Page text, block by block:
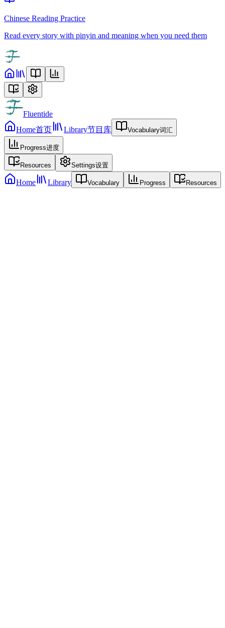
Chinese Reading Practice
Read every story with pinyin and meaning when you need them
Fluentide
Home首页 Library节目库 Vocabulary词汇
Progress进度
Resources Settings设置
Home Library Vocabulary Progress Resources